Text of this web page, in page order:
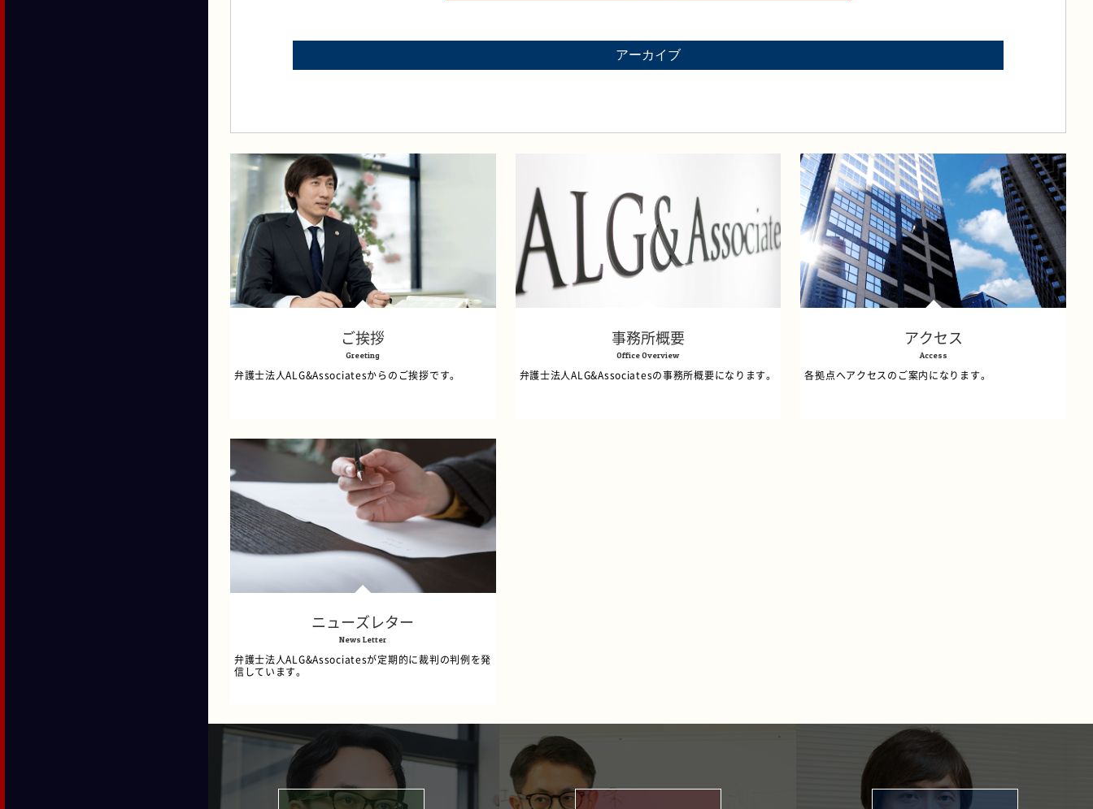
アーカイブ
ご挨拶
Greeting
弁護士法人ALG&Associatesからのご挨拶です。
事務所概要
Office Overview
弁護士法人ALG&Associatesの事務所概要になります。
アクセス
Access
各拠点へアクセスのご案内になります。
ニューズレター
News Letter
弁護士法人ALG&Associatesが定期的に裁判の判例を発
信しています。